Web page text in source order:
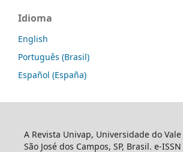
Idioma
English
Português (Brasil)
Español (España)
A Revista Univap, Universidade do
São José dos Campos, SP, Brasil. e-